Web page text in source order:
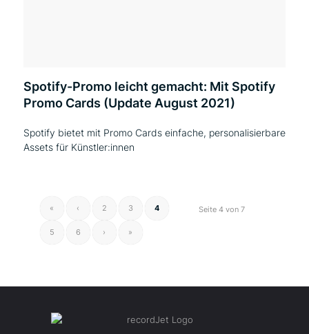
Spotify-Promo leicht gemacht: Mit Spotify
Promo Cards (Update August 2021)
Spotify bietet mit Promo Cards einfache, personalisierbare
Assets für Künstler:innen
Seite 4 von 7
« ‹ 2 3 4
5 6 › »